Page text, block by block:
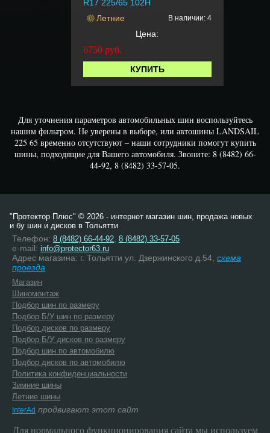
R17 225/65 102H
Летние
В наличии: 4
Цена:
6750 руб.
КУПИТЬ
Для уточнения параметров автомобильных шин воспользуйтесь
нашим фильтром. Не уверены в выборе, или автошины LANDSAIL
225 65 временно отсутствуют – наши сотрудники помогут купить
шины, подходящие для Вашего автомобиля. Звоните: 8 (8482) 66-
44-92, 8 (8482) 33-57-05.
"Протектор Плюс" © 2026 - интернет магазин шин, продажа новых
и бу шин и дисков в Тольятти
Телефон: 8 (8482) 66-44-92 8 (8482) 33-57-05
e-mail: info@protector63.ru
Адрес магазина: г. Тольятти ул. Дзержинского д.54, схема
проезда
Магазин
Шиномонтаж
Подбор шин по размеру
Подбор Б/У шин по размеру
Подбор дисков по размеру
Подбор Б/У дисков по размеру
Подбор шин по автомобилю
Подбор дисков по автомобилю
Политика конфиденциальности
Зимние шины
Летние шины
InterAd продвигают этот сайт
Для нормального функционирования сайта мы используем